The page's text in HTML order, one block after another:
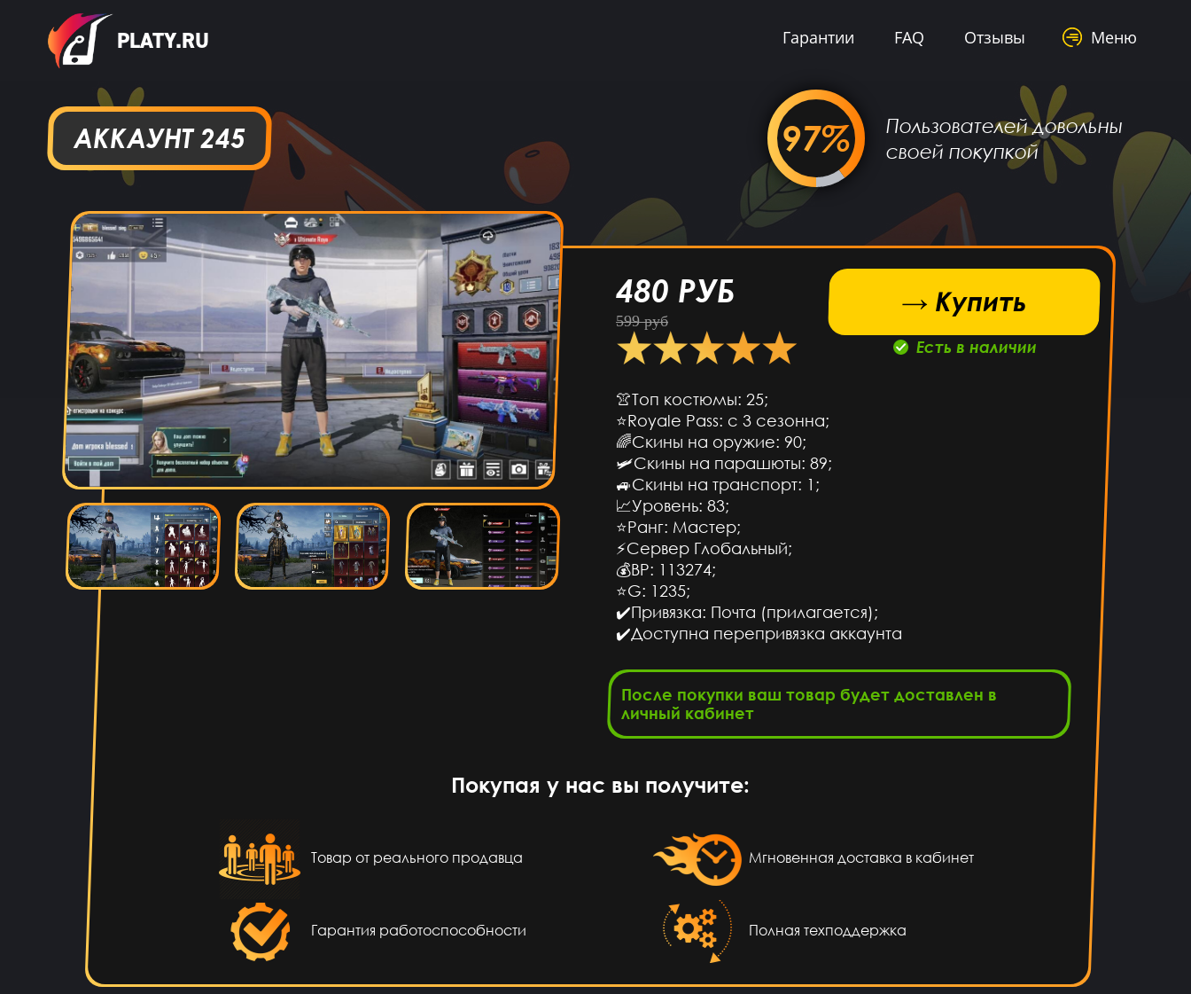
PLATY.RU Гарантии FAQ Отзывы Меню
АККАУНТ 245 97%
Пользователей довольны
своей покупкой
480 РУБ
599 руб
→ Купить
→ Купить
Есть в наличии
👚Топ костюмы: 25;
⭐️Royale Pass: с 3 сезонна;
🌈Скины на оружие: 90;
🛩Скины на парашюты: 89;
🚙Скины на транспорт: 1;
📈Уровень: 83;
⭐️Ранг: Мастер;
⚡Сервер Глобальный;
💰BP: 113274;
⭐️G: 1235;
✔️Привязка: Почта (прилагается);
✔️Доступна перепривязка аккаунта
После покупки ваш товар будет доставлен в
личный кабинет
Покупая у нас вы получите:
Товар от реального продавца Мгновенная доставка в кабинет
Гарантия работоспособности Полная техподдержка
Артем Парков15 часов назад
ПРИВЕТ
Сайт топ
Timofei Fivtitwo9 часов назад